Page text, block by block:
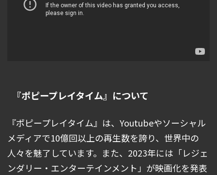
『ポピープレイタイム』について
『ポピープレイタイム』は、Youtubeやソーシャル
メディアで10億回以上の再生数を誇り、世界中の
人々を魅了しています。また、2023年には「レジェ
ンダリー・エンターテインメント」が映画化を発表